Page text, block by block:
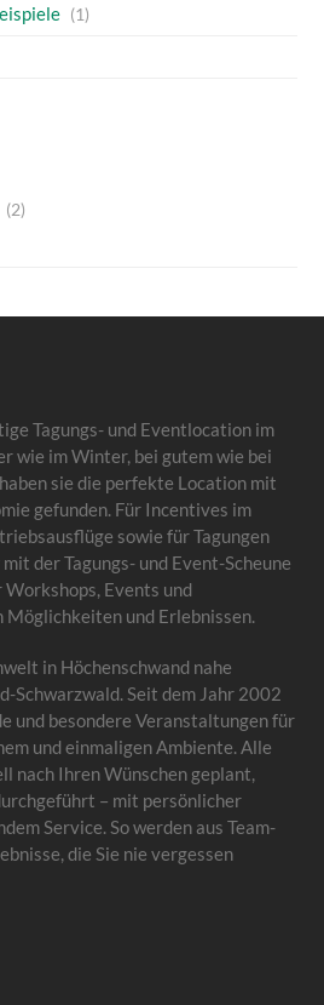
(1)
(2)
Tagungs- und Eventlocation im
wie im Winter, bei gutem wie bei
sie die perfekte Location mit
gefunden. Für Incentives im
sowie für Tagungen
der Tagungs- und Event-Scheune
Events und
und Erlebnissen.
in Höchenschwand nahe
Schwarzwald. Seit dem Jahr 2002
und besondere Veranstaltungen für
und einmaligen Ambiente. Alle
nach Ihren Wünschen geplant,
– mit persönlicher
Service. So werden aus Team-
die Sie nie vergessen